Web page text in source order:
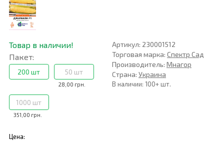
Товар в наличии!
Пакет:
200 шт
28,00 грн.
50 шт
351,00 грн.
1000 шт
Артикул: 230001512
Торговая марка: Спектр Сад
Производитель: Мнагор
Страна: Украина
В наличии: 100+ шт.
Цена: